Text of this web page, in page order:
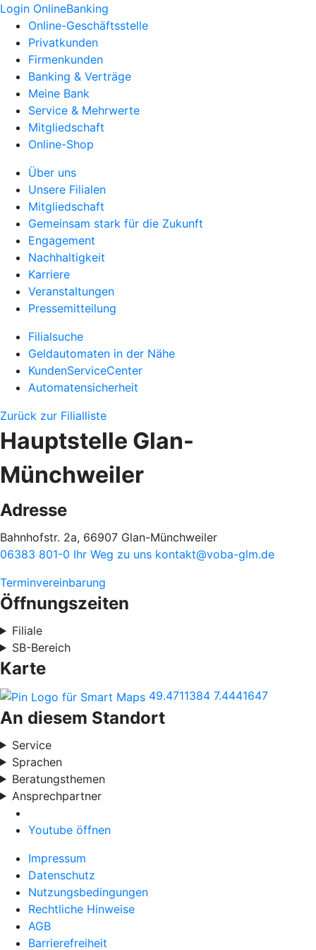
Login OnlineBanking
Online-Geschäftsstelle
Privatkunden
Firmenkunden
Banking & Verträge
Meine Bank
Service & Mehrwerte
Mitgliedschaft
Online-Shop
Über uns
Unsere Filialen
Mitgliedschaft
Gemeinsam stark für die Zukunft
Engagement
Nachhaltigkeit
Karriere
Veranstaltungen
Pressemitteilung
Filialsuche
Geldautomaten in der Nähe
KundenServiceCenter
Automatensicherheit
Zurück zur Filialliste
Hauptstelle Glan-
Münchweiler
Adresse
Bahnhofstr. 2a, 66907 Glan-Münchweiler
06383 801-0 Ihr Weg zu uns kontakt@voba-glm.de
Terminvereinbarung
Öffnungszeiten
Filiale
SB-Bereich
Karte
49.4711384 7.4441647
An diesem Standort
Service
Sprachen
Beratungsthemen
Ansprechpartner
Youtube öffnen
Impressum
Datenschutz
Nutzungsbedingungen
Rechtliche Hinweise
AGB
Barrierefreiheit